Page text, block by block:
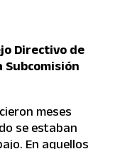
Directivo de
Subcomisión
meses
se estaban
En aquellos